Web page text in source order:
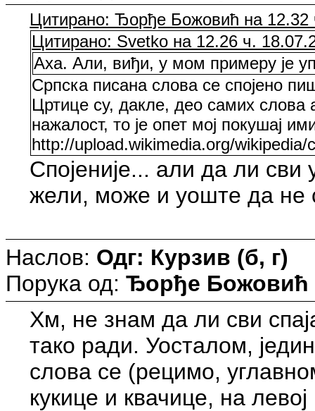
Цитирано: Ђорђе Божовић на 12.32
Цитирано: Svetko на 12.26 ч.
Аха. Али, виђи, у мом примеру је
Српска писана слова се спојено
Цртице су, дакле, део самих
нажалост, то је опет мој покушај
http://upload.wikimedia.org/
Спојеније... али да ли
жели, може и уоште да не
Наслов: Одг: Курзив (б, г)
Порука од: Ђорђе Божовић
Хм, не знам да ли сви
тако ради. Уосталом,
слова се (рецимо,
кукице и квачице, на